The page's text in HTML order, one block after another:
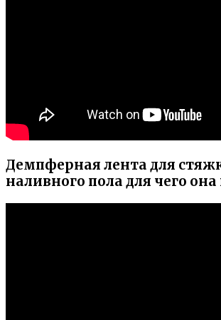
Демпферная лента для
наливного пола для чего